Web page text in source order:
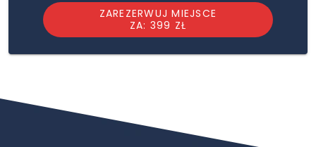
ZAREZERWUJ MIEJSCE
ZA: 399 ZŁ